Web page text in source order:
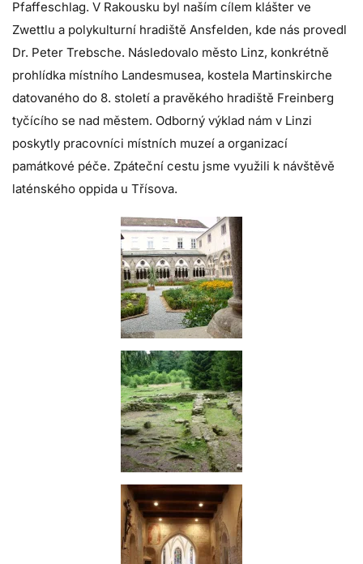
Pfaffeschlag. V Rakousku byl naším cílem klášter ve
Zwettlu a polykulturní hradiště Ansfelden, kde nás provedl
Dr. Peter Trebsche. Následovalo město Linz, konkrétně
prohlídka místního Landesmusea, kostela Martinskirche
datovaného do 8. století a pravěkého hradiště Freinberg
tyčícího se nad městem. Odborný výklad nám v Linzi
poskytly pracovníci místních muzeí a organizací
památkové péče. Zpáteční cestu jsme využili k návštěvě
laténského oppida u Třísova.